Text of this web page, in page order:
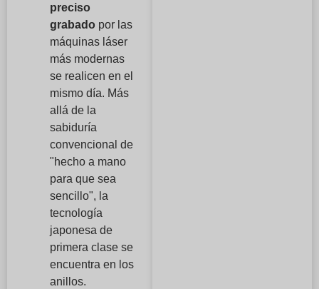
preciso
grabado por las
máquinas láser
más modernas
se realicen en el
mismo día. Más
allá de la
sabiduría
convencional de
"hecho a mano
para que sea
sencillo", la
tecnología
japonesa de
primera clase se
encuentra en los
anillos.